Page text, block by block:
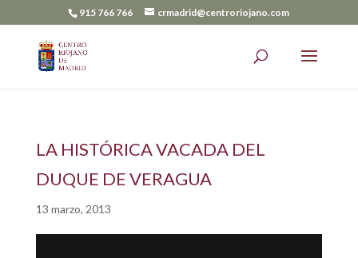
915 766 766 crmadrid@centroriojano.com
LA HISTÓRICA VACADA DEL
DUQUE DE VERAGUA
13 marzo, 2013